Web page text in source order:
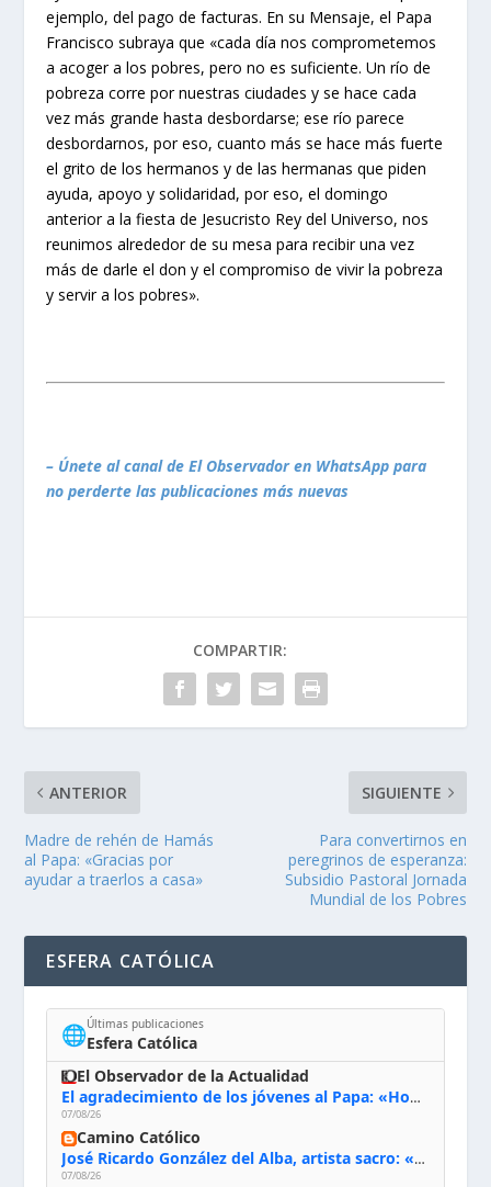
ejemplo, del pago de facturas. En su Mensaje, el Papa
Francisco subraya que «cada día nos comprometemos
a acoger a los pobres, pero no es suficiente. Un río de
pobreza corre por nuestras ciudades y se hace cada
vez más grande hasta desbordarse; ese río parece
desbordarnos, por eso, cuanto más se hace más fuerte
el grito de los hermanos y de las hermanas que piden
ayuda, apoyo y solidaridad, por eso, el domingo
anterior a la fiesta de Jesucristo Rey del Universo, nos
reunimos alrededor de su mesa para recibir una vez
más de darle el don y el compromiso de vivir la pobreza
y servir a los pobres».
– Únete al canal de El Observador en WhatsApp para
no perderte las publicaciones más nuevas
COMPARTIR:
ANTERIOR
Madre de rehén de Hamás
al Papa: «Gracias por
ayudar a traerlos a casa»
SIGUIENTE
Para convertirnos en
peregrinos de esperanza:
Subsidio Pastoral Jornada
Mundial de los Pobres
ESFERA CATÓLICA
🌐Últimas publicaciones
Esfera Católica
El Observador de la Actualidad
El agradecimiento de los jóvenes al Papa: «Hoy nos sentimos Iglesia»
07/08/26
Camino Católico
José Ricardo González del Alba, artista sacro: «Yo oro, hablo con Dios, le pido al Espíritu Santo su inspiración y siempre pinto rezando el rosario para que sea Él quien actúe a través de mis manos»
07/08/26